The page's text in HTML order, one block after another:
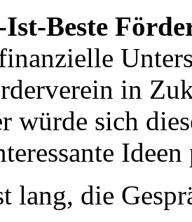
Beste
in
würde sich
Ideen
lang, die